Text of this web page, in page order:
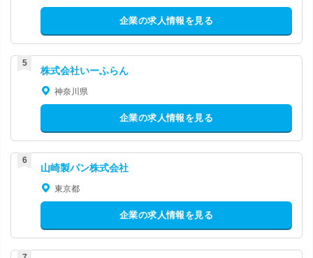
企業の求人情報を見る
株式会社いーふらん
神奈川県
企業の求人情報を見る
山崎製パン株式会社
東京都
企業の求人情報を見る